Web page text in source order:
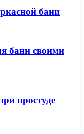
бани
бани своими
простуде